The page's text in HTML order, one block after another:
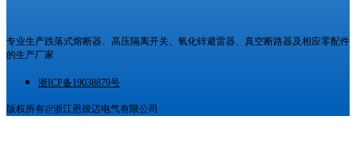
专业生产跌落式熔断器、高压隔离开关、氧化锌避雷器、真空断路器及相应零配件
的生产厂家
浙ICP备19038879号
版权所有@浙江恩彼迈电气有限公司